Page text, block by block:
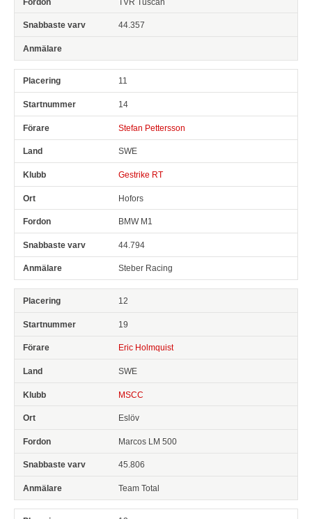
44.357
11
14
Stefan Pettersson
SWE
Gestrike RT
Hofors
BMW M1
44.794
Steber Racing
12
19
Eric Holmquist
SWE
MSCC
Eslöv
Marcos LM 500
45.806
Team Total